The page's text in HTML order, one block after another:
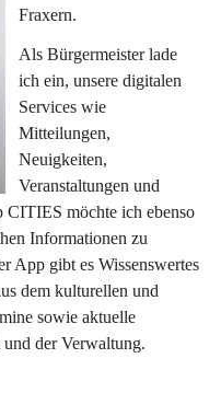
Fraxern.
Als Bürgermeister lade
ich ein, unsere digitalen
Services wie
Mitteilungen,
Neuigkeiten,
Veranstaltungen und
möchte ich ebenso
Informationen zu
App gibt es Wissenswertes
dem kulturellen und
sowie aktuelle
der Verwaltung.